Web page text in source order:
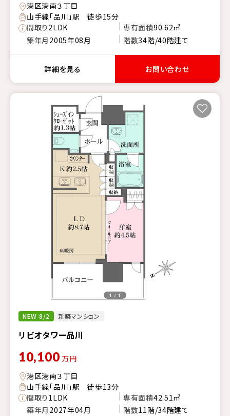
港区港南３丁目
山手線「品川」駅 徒歩15分
間取り2LDK 専有面積90.62㎡
築年月 2005年08月 階数34階/40階建て
詳細を見る お問い合わせ
NEW 8/2 新築マンション
リビオタワー品川
1 / 1
10,100 万円
港区港南３丁目
山手線「品川」駅 徒歩13分
間取り1LDK 専有面積42.51㎡
築年月 2027年04月 階数11階/34階建て